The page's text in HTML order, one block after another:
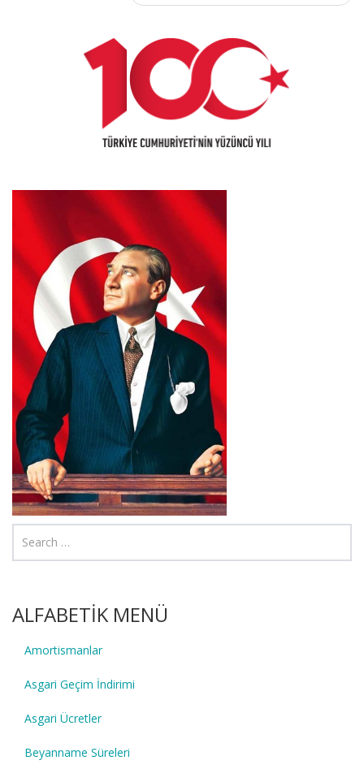
ALFABETİK MENÜ
Amortismanlar
Asgari Geçim İndirimi
Asgari Ücretler
Beyanname Süreleri